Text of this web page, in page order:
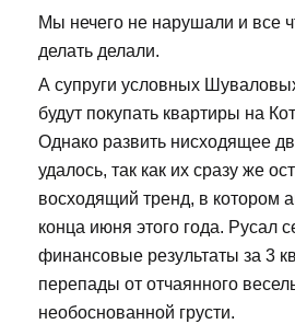
Мы нечего не нарушали и все
делать делали.
А супруги условных
будут покупать квартиры на
Однако развить нисходящее
удалось, так как их сразу же
восходящий тренд, в котором
конца июня этого года. Русал
финансовые результаты за 3
перепады от отчаянного
необоснованной грусти.